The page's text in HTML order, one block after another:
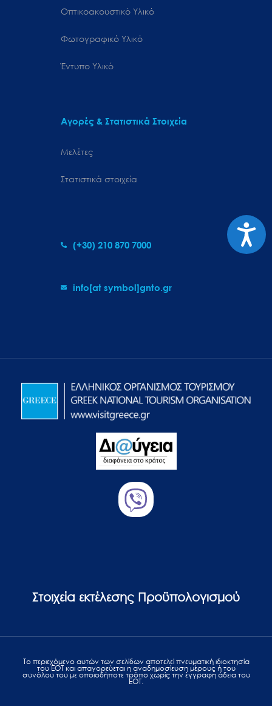
Οπτικοακουστικό Υλικό
Φωτογραφικό Υλικό
Έντυπο Υλικό
Αγορές & Στατιστικά Στοιχεία
Μελέτες
Στατιστικά στοιχεία
(+30) 210 870 7000
info[at symbol]gnto.gr
Στοιχεία εκτέλεσης Προϋπολογισμού
Το περιεχόμενο αυτών των σελίδων αποτελεί πvευματική ιδιοκτησία
του ΕΟΤ και απαγορεύεται η αναδημοσίευση μέρους ή του
συνόλου του με οποιοδήποτε τρόπο χωρίς την έγγραφη άδεια του
ΕΟΤ.